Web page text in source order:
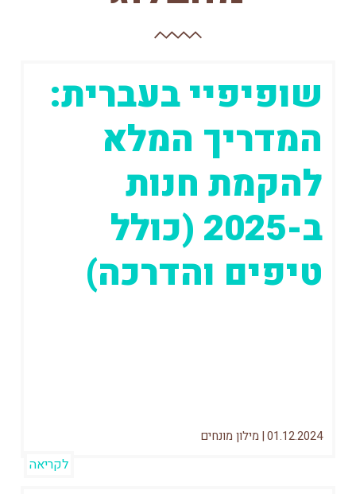
שופיפיי בעברית:
המדריך המלא
להקמת חנות
ב-2025 (כולל
טיפים והדרכה)
01.12.2024
| מילון מונחים
לקריאה